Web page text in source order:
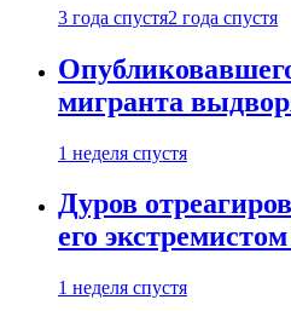
3 года спустя2 года спустя
мигранта
1 неделя спустя
Дуров
его
1 неделя спустя